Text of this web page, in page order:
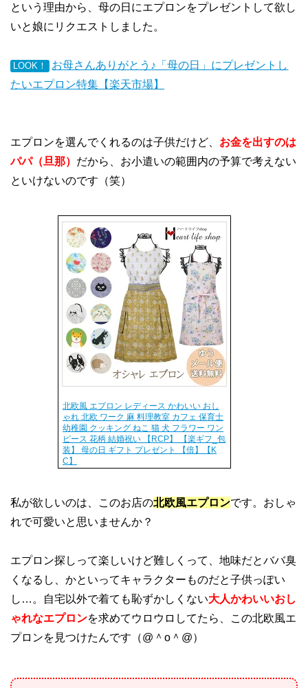
という理由から、母の日にエプロンをプレゼントして欲し
いと娘にリクエストしました。
LOOK！
お母さんありがとう♪「母の日」にプレゼントし
たいエプロン特集【楽天市場】
エプロンを選んでくれるのは子供だけど、 お金を出すのは
パパ（旦那） だから、お小遣いの範囲内の予算で考えない
といけないのです（笑）
北欧風 エプロン レディース かわいい おし
ゃれ 北欧 ワーク 麻 料理教室 カフェ 保育士
幼稚園 クッキング ねこ 猫 犬 フラワー ワン
ピース 花柄 結婚祝い 【RCP】 【楽ギフ_包
装】 母の日 ギフト プレゼント 【倍】【K
C】
私が欲しいのは、このお店の北欧風エプロンです。おしゃ
れで可愛いと思いませんか？
エプロン探しって楽しいけど難しくって、地味だとババ臭
くなるし、かといってキャラクターものだと子供っぽい
し…。自宅以外で着ても恥ずかしくない大人かわいいおし
ゃれなエプロンを求めてウロウロしてたら、この北欧風エ
プロンを見つけたんです（@＾o＾@）